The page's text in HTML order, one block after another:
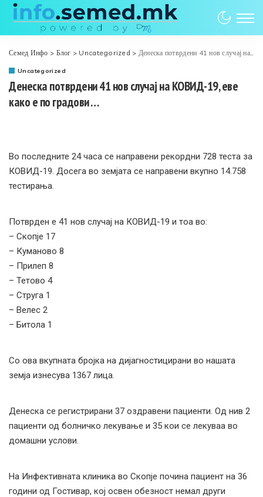
Семед Инфо > Блог > Uncategorized > Денеска потврдени 41 нов случај на КОВИД-19, еве како е по градови …
Uncategorized
Денеска потврдени 41 нов случај на КОВИД-19, еве
како е по градови …
Во последните 24 часа се направени рекордни 728 теста за
КОВИД-19. Досега во земјата се направени вкупно 14.758
тестирања.
Потврден е 41 нов случај на КОВИД-19 и тоа во:
– Скопје 17
– Куманово 8
– Прилеп 8
– Тетово 4
– Струга 1
– Велес 2
– Битола 1
Со ова вкупната бројка на дијагностицирани во нашата
земја изнесува 1367 лица.
Денеска се регистрирани 37 оздравени пациенти. Од нив 2
пациенти од болничко лекување и 35 кои се лекуваа во
домашни услови.
На Инфективната клиника во Скопје почина пациент на 36
години од Гостивар, кој освен обезност немал други